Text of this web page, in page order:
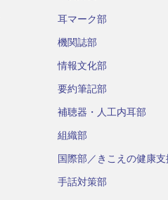
耳マーク部
機関誌部
情報文化部
要約筆記部
補聴器・人工内耳部
組織部
国際部／きこえの健康支
手話対策部